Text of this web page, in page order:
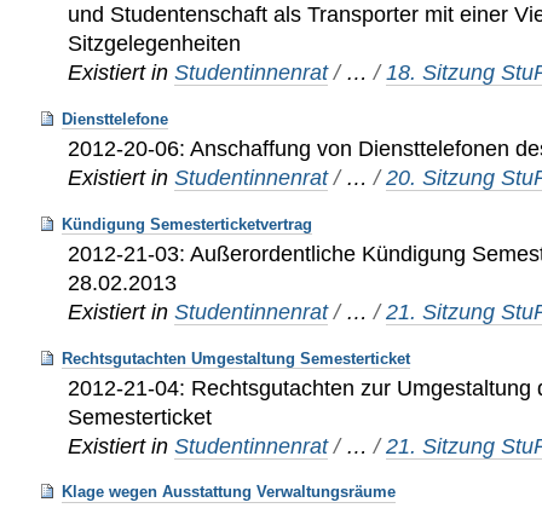
und Studentenschaft als Transporter mit einer
Sitzgelegenheiten
Existiert in Studentinnenrat / …/18. Sitzung
Diensttelefone
2012-20-06: Anschaffung von Diensttelefonen
Existiert in Studentinnenrat / …/20. Sitzung
Kündigung Semesterticketvertrag
2012-21-03: Außerordentliche Kündigung
28.02.2013
Existiert in Studentinnenrat / …/21. Sitzung
Rechtsgutachten Umgestaltung Semesterticket
2012-21-04: Rechtsgutachten zur Umgestaltung
Semesterticket
Existiert in Studentinnenrat / …/21. Sitzung
Klage wegen Ausstattung Verwaltungsräume